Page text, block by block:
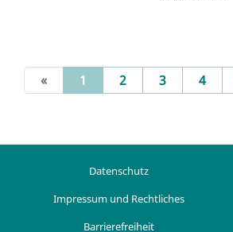
« 1 (current)
2 3 4
Datenschutz
Impressum und Rechtliches
Barrierefreiheit